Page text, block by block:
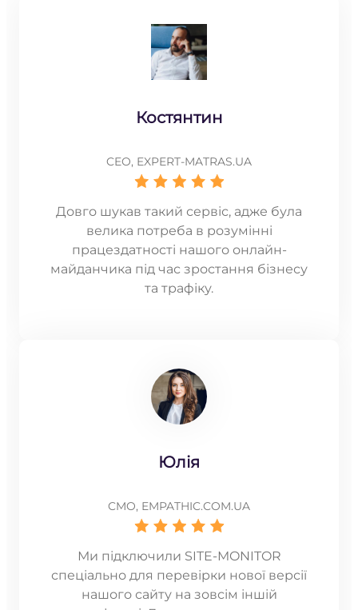
Костянтин
CEO, EXPERT-MATRAS.UA
Довго шукав такий сервіс, адже була
велика потреба в розумінні
працездатності нашого онлайн-
майданчика під час зростання бізнесу
та трафіку.
Юлія
CMO, EMPATHIC.COM.UA
Ми підключили SITE-MONITOR
спеціально для перевірки нової версії
нашого сайту на зовсім іншій